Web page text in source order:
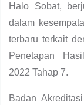
Halo Sobat,
dalam
terbaru terkait
Penetapan
2022 Tahap 7.
Badan